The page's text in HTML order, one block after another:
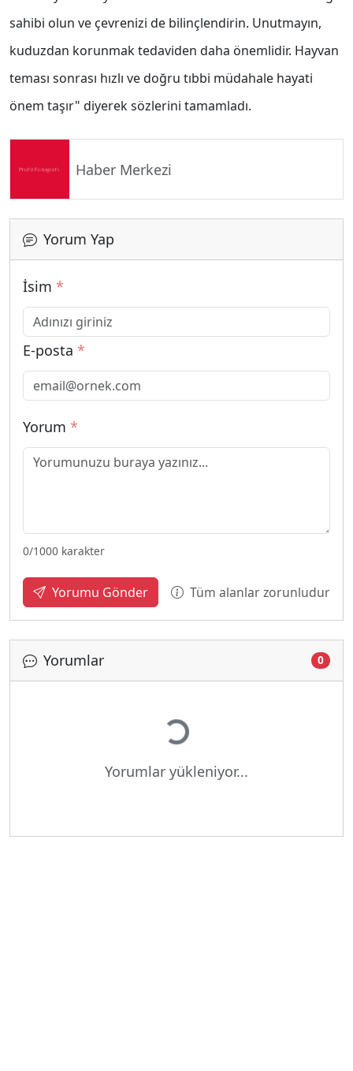
sahibi olun ve çevrenizi de bilinçlendirin. Unutmayın,
kuduzdan korunmak tedaviden daha önemlidir. Hayvan
teması sonrası hızlı ve doğru tıbbi müdahale hayati
önem taşır" diyerek sözlerini tamamladı.
Haber Merkezi
Yorum Yap
İsim *
E-posta *
Yorum *
0/1000 karakter
Yorumu Gönder Tüm alanlar zorunludur
Yorumlar 0
Yükleniyor...
Yorumlar yükleniyor...